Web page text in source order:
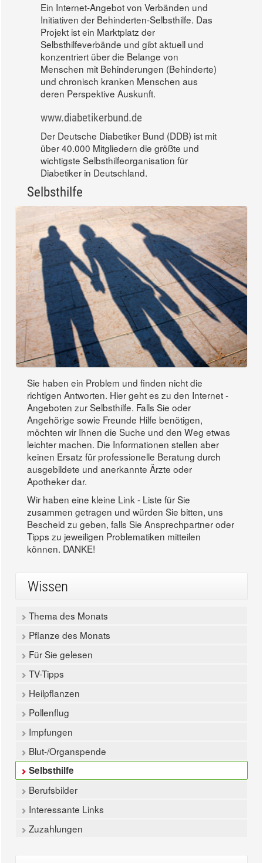
Ein Internet-Angebot von Verbänden und
Initiativen der Behinderten-Selbsthilfe. Das
Projekt ist ein Marktplatz der
Selbsthilfeverbände und gibt aktuell und
konzentriert über die Belange von
Menschen mit Behinderungen (Behinderte)
und chronisch kranken Menschen aus
deren Perspektive Auskunft.
www.diabetikerbund.de
Der Deutsche Diabetiker Bund (DDB) ist mit
über 40.000 Mitgliedern die größte und
wichtigste Selbsthilfeorganisation für
Diabetiker in Deutschland.
Selbsthilfe
Sie haben ein Problem und finden nicht die
richtigen Antworten. Hier geht es zu den Internet -
Angeboten zur Selbsthilfe. Falls Sie oder
Angehörige sowie Freunde Hilfe benötigen,
möchten wir Ihnen die Suche und den Weg etwas
leichter machen. Die Informationen stellen aber
keinen Ersatz für professionelle Beratung durch
ausgebildete und anerkannte Ärzte oder
Apotheker dar.
Wir haben eine kleine Link - Liste für Sie
zusammen getragen und würden Sie bitten, uns
Bescheid zu geben, falls Sie Ansprechpartner oder
Tipps zu jeweiligen Problematiken mitteilen
können. DANKE!
Wissen
Thema des Monats
Pflanze des Monats
Für Sie gelesen
TV-Tipps
Heilpflanzen
Pollenflug
Impfungen
Blut-/Organspende
Selbsthilfe
Berufsbilder
Interessante Links
Zuzahlungen